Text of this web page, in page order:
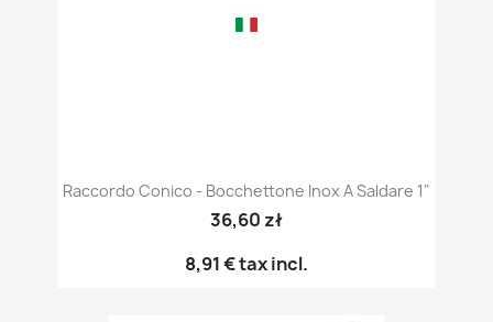
Raccordo Conico - Bocchettone Inox A Saldare 1"
36,60 zł
8,91 €tax incl.